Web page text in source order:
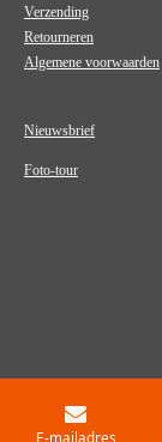
Verzending
Retourneren
Algemene voorwaarden
Nieuwsbrief
Foto-tour
E-mailadres